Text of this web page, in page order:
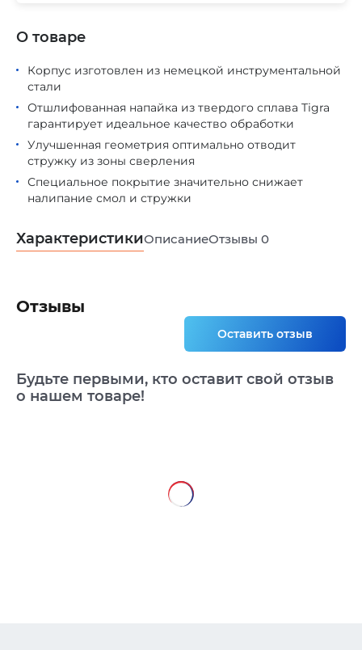
Корпус изготовлен из немецкой инструментальной
стали
Отшлифованная напайка из твердого сплава Tigra
гарантирует идеальное качество обработки
Улучшенная геометрия оптимально отводит
стружку из зоны сверления
Специальное покрытие значительно снижает
налипание смол и стружки
О товаре
ХарактеристикиОписаниеОтзывы 0
Отзывы
Оставить отзыв
Будьте первыми, кто оставит свой отзыв
о нашем товаре!